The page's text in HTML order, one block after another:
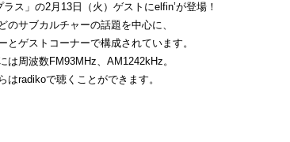
ス」の2月13日（火）ゲストにelfin’が登場！
のサブカルチャーの話題を中心に、
とゲストコーナーで構成されています。
は周波数FM93MHz、AM1242kHz。
radikoで聴くことができます。